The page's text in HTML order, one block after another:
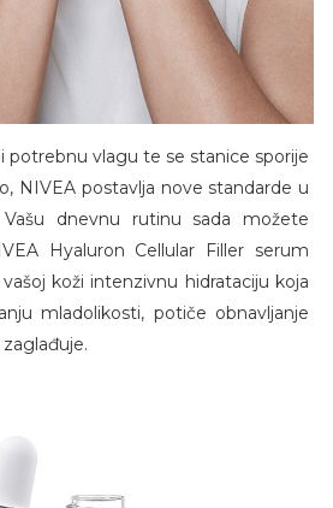
potrebnu vlagu te se stanice sporije
NIVEA postavlja nove standarde u
dnevnu rutinu sada možete
Hyaluron Cellular Filler serum
koži intenzivnu hidrataciju koja
mladolikosti, potiče obnavljanje